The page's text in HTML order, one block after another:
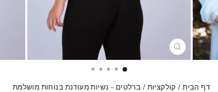
סגרי
דף הבית / קולקציות / ברלטים - נשיות מעודנת בנוחות מושלמת